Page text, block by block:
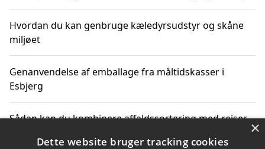
Hvordan du kan genbruge kæledyrsudstyr og skåne
miljøet
Genanvendelse af emballage fra måltidskasser i
Esbjerg
Sådan kan du kombinere affaldssortering med rejser ×
Dette website bruger tracking cookies